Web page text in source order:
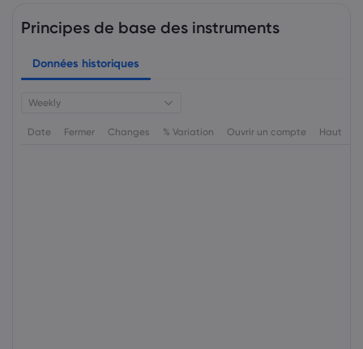
Principes de base des instruments
Données historiques
Weekly
Date Fermer Changes % Variation Ouvrir un compte Haut